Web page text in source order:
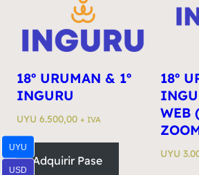
18º URUMAN & 1º
INGURU
UYU 6.500,00 + IVA
Adquirir Pase
18º
WEB
UYU
UYU
USD